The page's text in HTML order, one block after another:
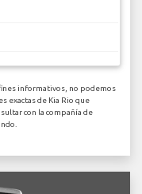
informativos, no podemos
exactas de Kia Rio que
con la compañía de